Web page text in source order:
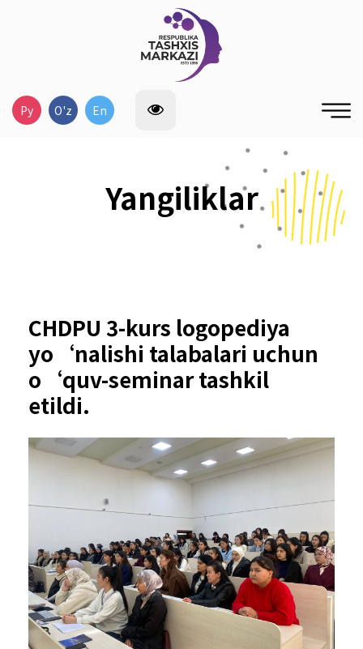
Ру O'z En
Yangiliklar
CHDPU 3-kurs logopediya
yo‘nalishi talabalari uchun
o‘quv-seminar tashkil
etildi.